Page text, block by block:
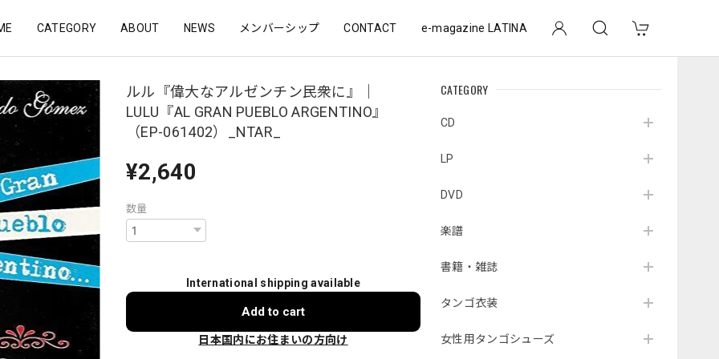
CATEGORY ABOUT NEWS メンバーシップ CONTACT e-magazine LATINA
CATEGORY
CD
LP
DVD
楽譜
書籍・雑誌
タンゴ衣装
女性用タンゴシューズ
ルル『偉大なアルゼンチン民衆に』｜
LULU『AL GRAN PUEBLO ARGENTINO』
（EP-061402）_NTAR_
¥2,640
数量
International shipping available
Add to cart
日本国内にお住まいの方向け